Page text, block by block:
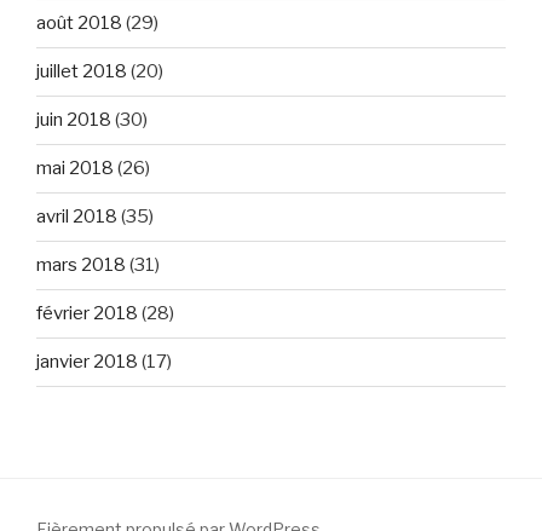
août 2018 (29)
juillet 2018 (20)
juin 2018 (30)
mai 2018 (26)
avril 2018 (35)
mars 2018 (31)
février 2018 (28)
janvier 2018 (17)